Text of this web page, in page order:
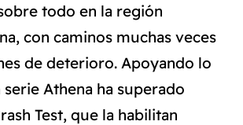
todo en la región
con caminos muchas veces
de deterioro. Apoyando lo
Athena ha superado
Test, que la habilitan